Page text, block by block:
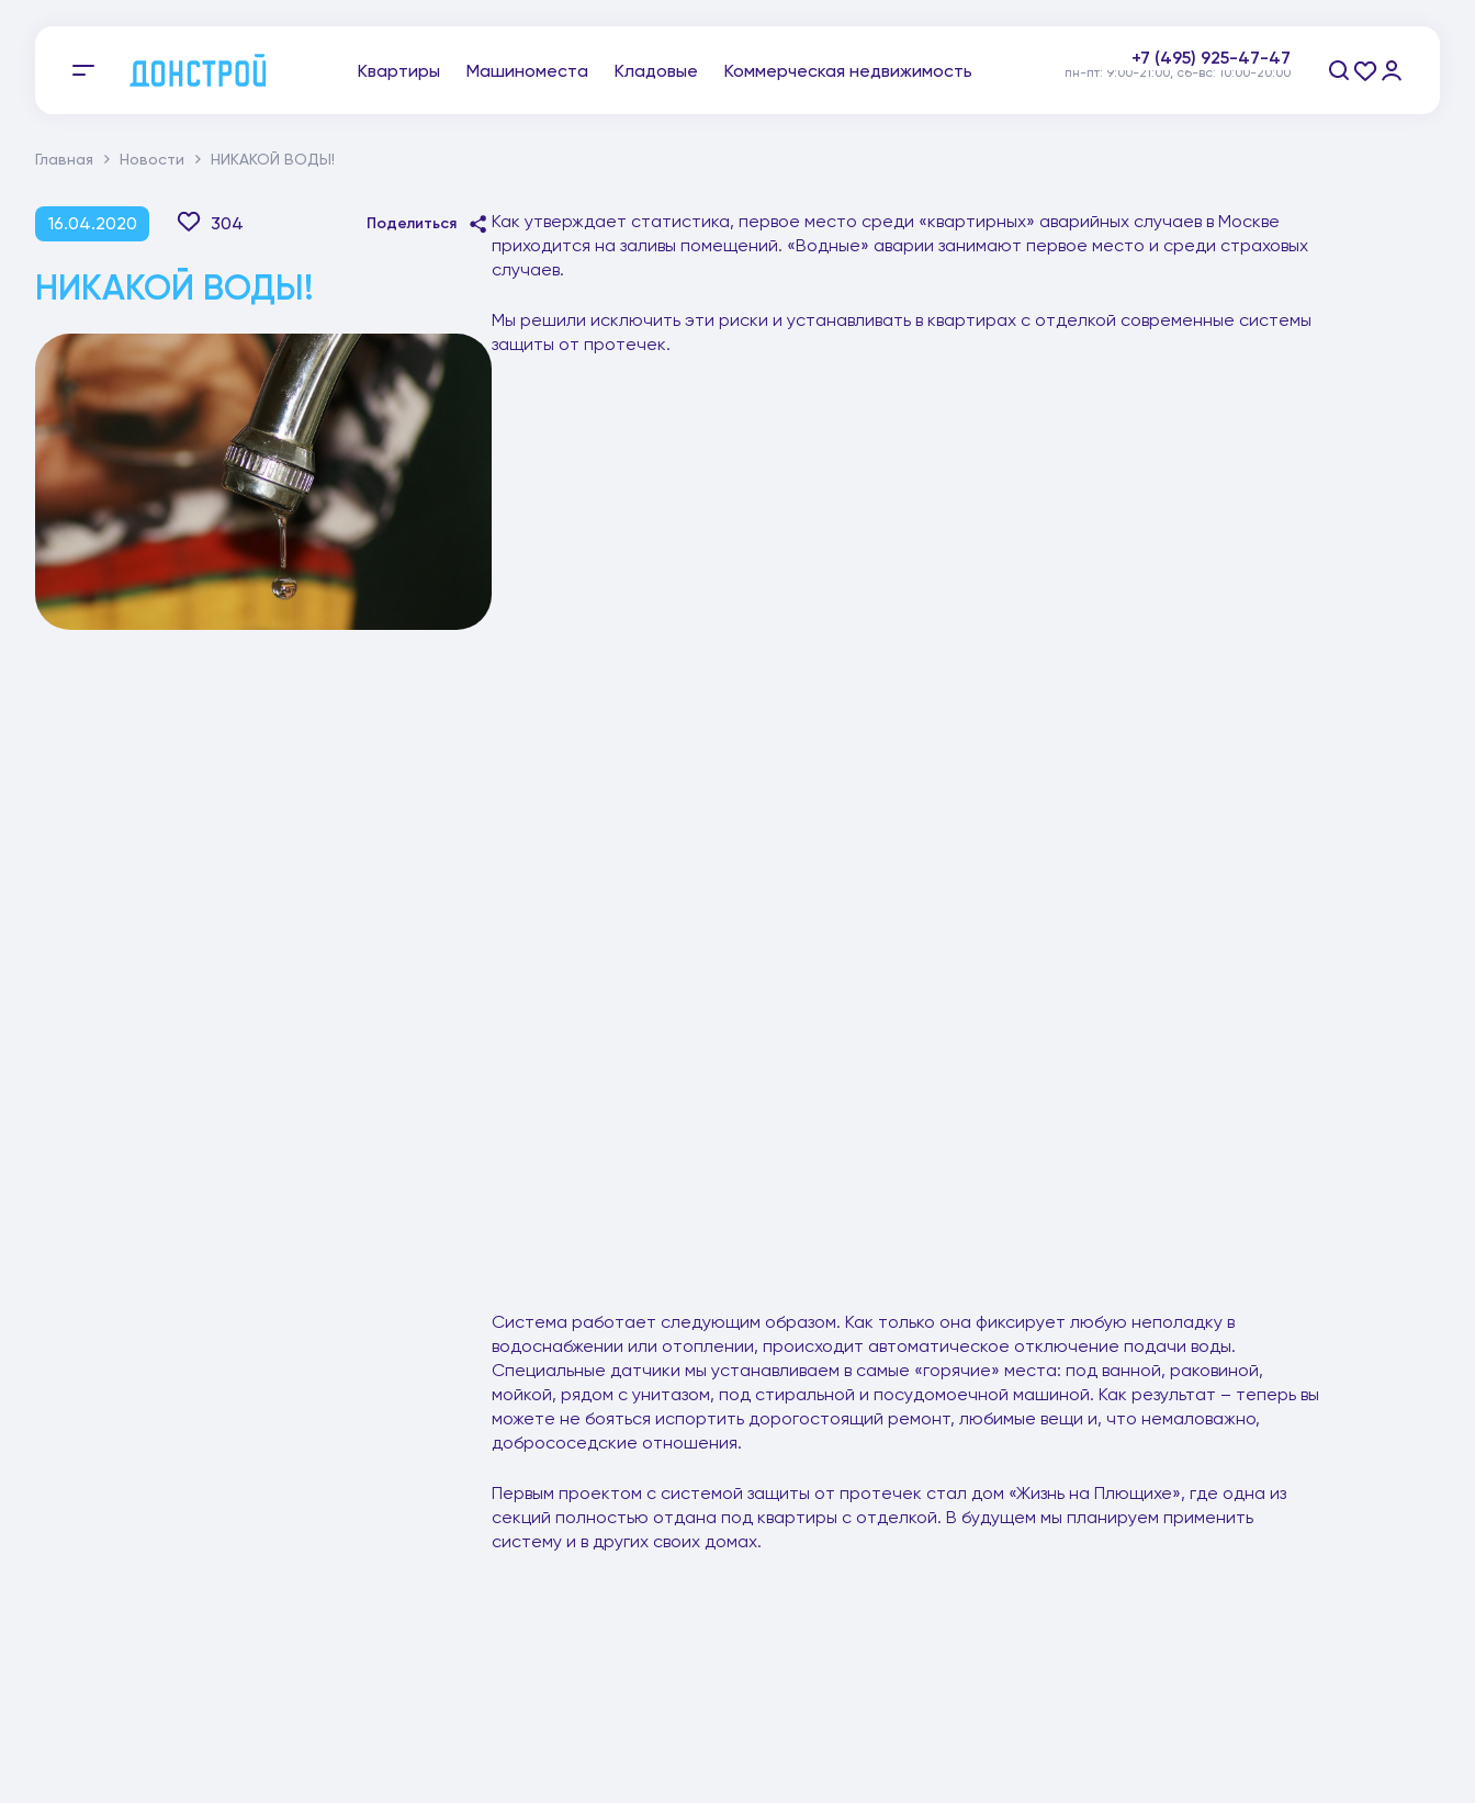
Квартиры Машиноместа Кладовые Коммерческая недвижимость
+7 (495) 925-47-47
пн-пт: 9:00-21:00, сб-вс: 10:00-20:00
Главная Новости НИКАКОЙ ВОДЫ!
16.04.2020 304 Поделиться
НИКАКОЙ ВОДЫ!
Как утверждает статистика, первое место среди «квартирных» аварийных случаев в Москве
приходится на заливы помещений. «Водные» аварии занимают первое место и среди страховых
случаев.
Мы решили исключить эти риски и устанавливать в квартирах с отделкой современные системы
защиты от протечек.
Система работает следующим образом. Как только она фиксирует любую неполадку в
водоснабжении или отоплении, происходит автоматическое отключение подачи воды.
Специальные датчики мы устанавливаем в самые «горячие» места: под ванной, раковиной,
мойкой, рядом с унитазом, под стиральной и посудомоечной машиной. Как результат – теперь вы
можете не бояться испортить дорогостоящий ремонт, любимые вещи и, что немаловажно,
добрососедские отношения.
Первым проектом с системой защиты от протечек стал дом «Жизнь на Плющихе», где одна из
секций полностью отдана под квартиры с отделкой. В будущем мы планируем применить
систему и в других своих домах.